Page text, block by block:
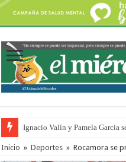
Ignacio Valín y Pamela García
Traigo el litoral en mi canción:
Inicio » Deportes » Rocamora se